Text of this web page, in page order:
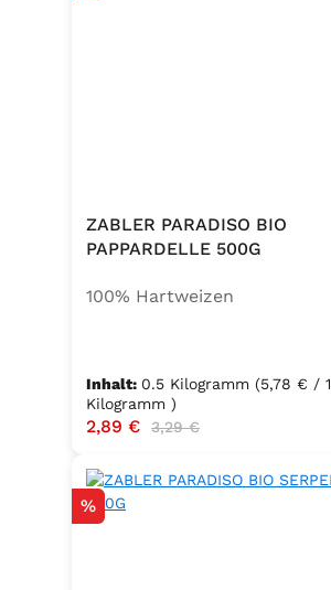
ZABLER PARADISO BIO
PAPPARDELLE 500G
100% Hartweizen
Inhalt: 0.5 Kilogramm (5,78 € / 1
Kilogramm )
Verkaufspreis:
2,89 € Regulärer Preis:
3,29 €
Rabatt
%